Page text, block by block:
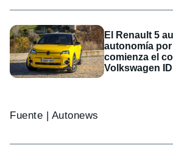
El Renault 5
autonomía
comienza el
Volkswagen
Fuente | Autonews